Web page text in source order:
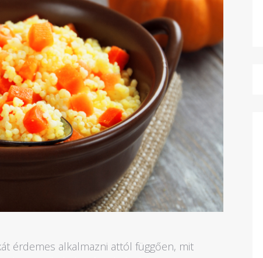
érdemes alkalmazni attól függően, mit